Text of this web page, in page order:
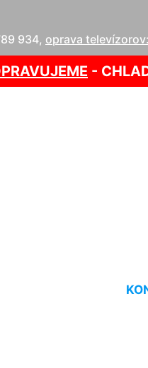
934, oprava televízorov:
-